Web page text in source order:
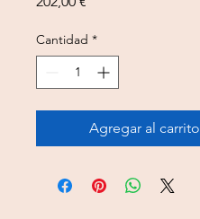
Cantidad *
Agregar al carrito